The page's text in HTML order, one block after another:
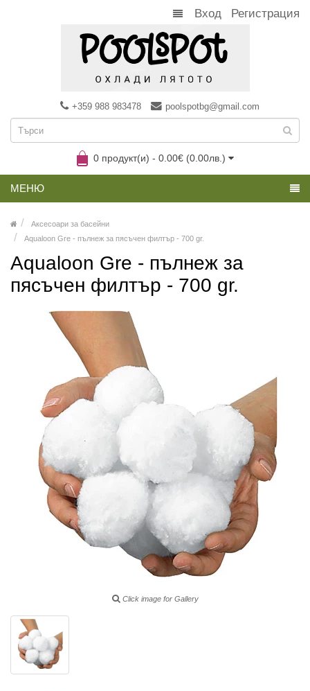
Вход Регистрация
+359 988 983478 poolspotbg@gmail.com
0 продукт(и) - 0.00€ (0.00лв.)
МЕНЮ
Аксесоари за басейни
Aqualoon Gre - пълнеж за пясъчен филтър - 700 gr.
Aqualoon Gre - пълнеж за
пясъчен филтър - 700 gr.
Click image for Gallery